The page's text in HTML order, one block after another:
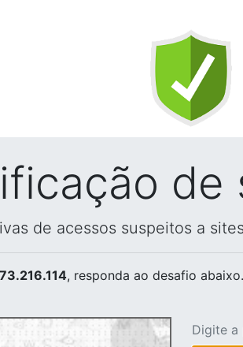
de
de acessos suspeitos a
, responda ao desafio abaixo.
Digite a